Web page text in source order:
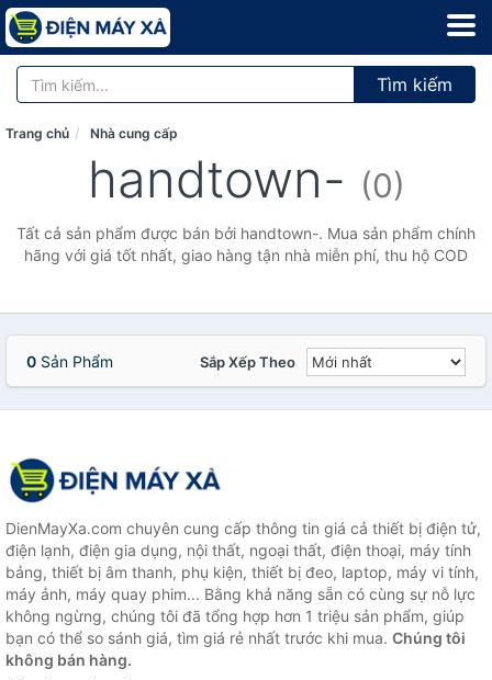
Tìm kiếm
Trang chủ Nhà cung cấp
handtown- (0)
Tất cả sản phẩm được bán bởi handtown-. Mua sản phẩm chính
hãng với giá tốt nhất, giao hàng tận nhà miễn phí, thu hộ COD
0 Sản Phẩm Sắp Xếp Theo
DienMayXa.com chuyên cung cấp thông tin giá cả thiết bị điện tử,
điện lạnh, điện gia dụng, nội thất, ngoại thất, điện thoại, máy tính
bảng, thiết bị âm thanh, phụ kiện, thiết bị đeo, laptop, máy vi tính,
máy ảnh, máy quay phim... Bằng khả năng sẵn có cùng sự nỗ lực
không ngừng, chúng tôi đã tổng hợp hơn 1 triệu sản phẩm, giúp
bạn có thể so sánh giá, tìm giá rẻ nhất trước khi mua. Chúng tôi
không bán hàng.